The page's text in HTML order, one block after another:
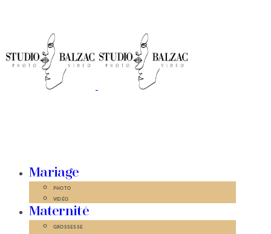
Mariage
PHOTO
VIDÉO
Maternité
GROSSESSE